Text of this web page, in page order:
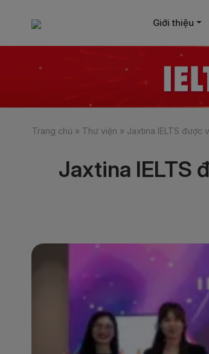
Giới thiệu
Trang chủ » Thư viện » Jaxtina IELTS được
Jaxtina IELTS